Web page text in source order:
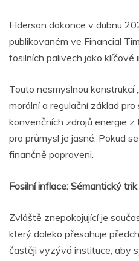
Elderson dokonce v dubnu
publikovaném ve Financial
fosilních palivech jako klíčové
Touto nesmyslnou konstrukcí
morální a regulační základ
konvenčních zdrojů energie
pro průmysl je jasné: Pokud
finančně popraveni.
Fosilní inflace: Sémantický
Zvláště znepokojující je
který daleko přesahuje
častěji vyzývá instituce, aby